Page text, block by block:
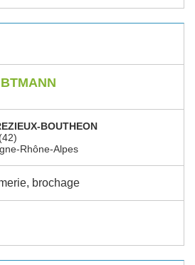
BOUTHEON
Rhône-Alpes
brochage